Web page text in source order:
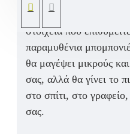
ύφασμα σε θέμα δικής
στοιχεία που
παραμυθένια
θα μαγέψει μικρούς
σας, αλλά θα γίνει το
στο σπίτι, στο
σας.